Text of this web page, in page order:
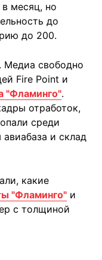
в месяц, но
до
до 200.
Медиа свободно
Fire Point и
"Фламинго".
отработок,
среди
и склад
какие
"Фламинго" и
с толщиной
X
в Viber
в Whatsapp
в Messenger
в LinkedIn